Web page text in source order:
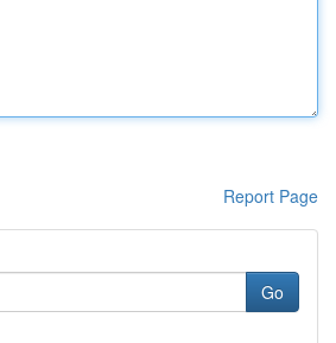
Report Page
Go